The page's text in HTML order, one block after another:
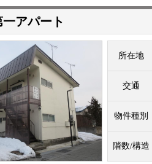
アパート
所在地
交通
物件種別
階数/構造